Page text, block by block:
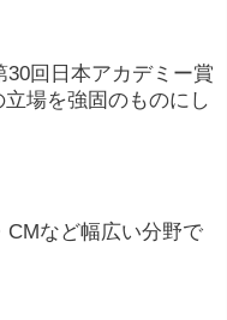
一部の俳優は脚本
ど、他の芸能系の
回日本アカデミー賞
場を強固のものにし
CMなど幅広い分野で